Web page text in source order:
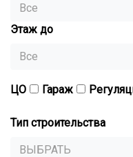
Все
Этаж до
Все
ЦО Гараж
Тип строительства
ВЫБРАТЬ